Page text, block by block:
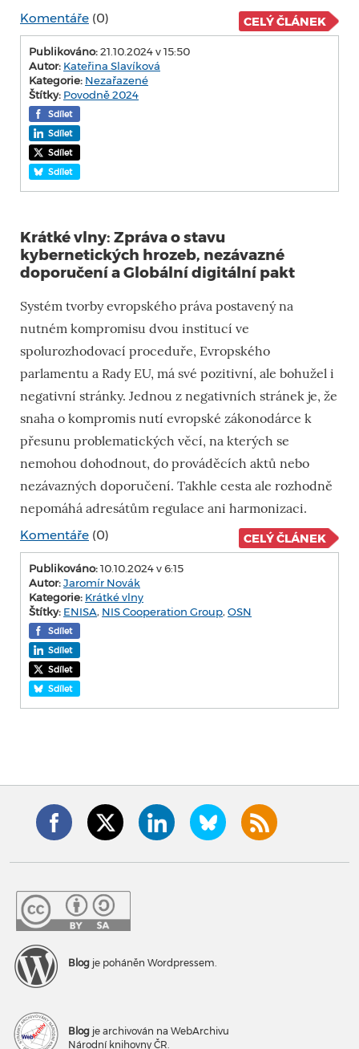
Komentáře (0) CELÝ ČLÁNEK
Publikováno:21.10.2024 v 15:50
Autor: Kateřina Slavíková
Kategorie: Nezařazené
Štítky: Povodně 2024
Sdílet
Sdílet
Sdílet
Sdílet
Krátké vlny: Zpráva o stavu
kybernetických hrozeb, nezávazné
doporučení a Globální digitální pakt
Systém tvorby evropského práva postavený na
nutném kompromisu dvou institucí ve
spolurozhodovací proceduře, Evropského
parlamentu a Rady EU, má své pozitivní, ale bohužel i
negativní stránky. Jednou z negativních stránek je, že
snaha o kompromis nutí evropské zákonodárce k
přesunu problematických věcí, na kterých se
nemohou dohodnout, do prováděcích aktů nebo
nezávazných doporučení. Takhle cesta ale rozhodně
nepomáhá adresátům regulace ani harmonizaci.
Komentáře (0) CELÝ ČLÁNEK
Publikováno:10.10.2024 v 6:15
Autor:Jaromír Novák
Kategorie: Krátké vlny
Štítky: ENISA, NIS Cooperation Group, OSN
Sdílet
Sdílet
Sdílet
Sdílet
Blog je poháněn Wordpressem.
Blog je archivován na WebArchivu
Národní knihovny ČR.